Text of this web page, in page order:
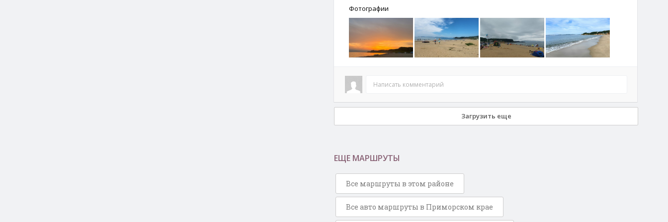
Фотографии
Написать комментарий
Загрузить еще
ЕЩЕ МАРШРУТЫ
Все маршруты в этом районе
Все авто маршруты в Приморском крае